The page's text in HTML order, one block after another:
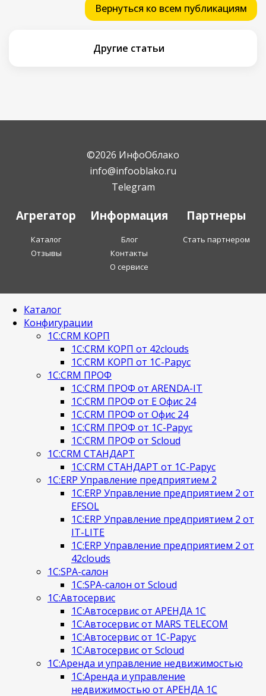
Другие статьи
Вернуться ко всем публикациям
Агрегатор
Каталог
Отзывы
Информация
Блог
Контакты
О сервисе
Партнеры
Стать партнером
©2026 ИнфоОблако
info@infooblako.ru
Telegram
Каталог
Конфигурации
1С:CRM КОРП
1С:CRM КОРП от 42clouds
1С:CRM КОРП от 1С-Рарус
1С:CRM ПРОФ
1С:CRM ПРОФ от ARENDA-IT
1С:CRM ПРОФ от Е Офис 24
1С:CRM ПРОФ от Офис 24
1С:CRM ПРОФ от 1С-Рарус
1С:CRM ПРОФ от Scloud
1С:CRM СТАНДАРТ
1С:CRM СТАНДАРТ от 1С-Рарус
1С:ERP Управление предприятием 2
1С:ERP Управление предприятием 2 от
EFSOL
1С:ERP Управление предприятием 2 от
IT-LITE
1С:ERP Управление предприятием 2 от
42clouds
1С:SPA-салон
1С:SPA-салон от Scloud
1С:Автосервис
1С:Автосервис от АРЕНДА 1С
1С:Автосервис от MARS TELECOM
1С:Автосервис от 1С-Рарус
1С:Автосервис от Scloud
1С:Аренда и управление недвижимостью
1С:Аренда и управление
недвижимостью от АРЕНДА 1С